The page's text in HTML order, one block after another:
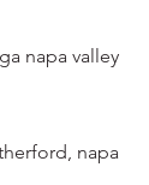
napa valley
napa